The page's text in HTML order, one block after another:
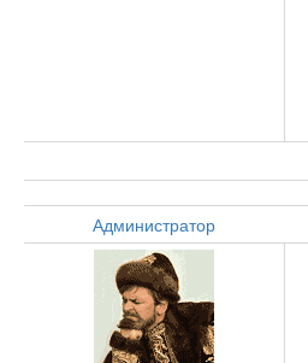
Администратор